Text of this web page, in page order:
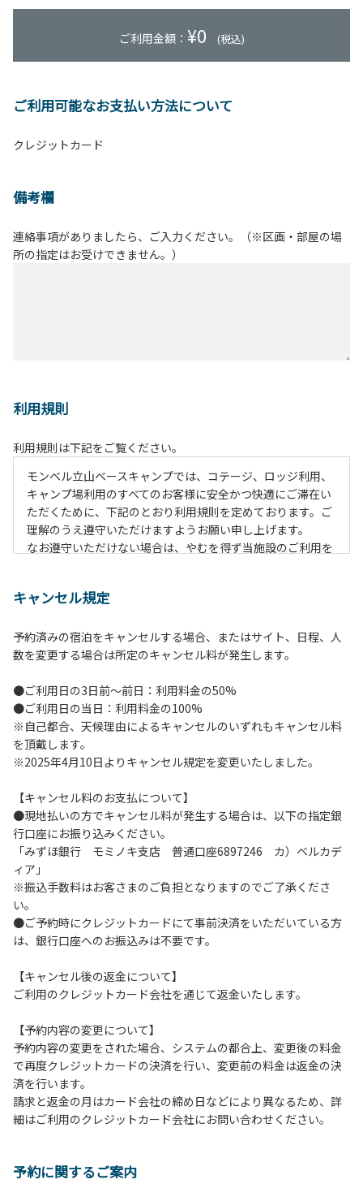
ご利用金額： ¥0 (税込)
ご利用可能なお支払い方法について
クレジットカード
備考欄
連絡事項がありましたら、ご入力ください。（※区画・部屋の場
所の指定はお受けできません。）
利用規則
利用規則は下記をご覧ください。
モンベル立山ベースキャンプでは、コテージ、ロッジ利用、
キャンプ場利用のすべてのお客様に安全かつ快適にご滞在い
ただくために、下記のとおり利用規則を定めております。ご
理解のうえ遵守いただけますようお願い申し上げます。
なお遵守いただけない場合は、やむを得ず当施設のご利用を
【施設全体に関する注意事項】
２.利用上のルールを遵守いただき、ご自身で事故防止に努め
てください。
４.場内を車で移動する場合は、徐行運転（5km/h以下）を
行ってください。
５.施設内は土足禁止です。
６.コテージ・ロッジ棟内は禁煙です。
７.ゴミは分別した上で、燃えるごみ以外は中身を洗い、チェ
８.不可抗力以外の事由により建造物、家具、備品、その他の
物品を損傷、紛失、汚染させた場合には、相当額を弁償して
いただくことがあります。
９.施設内（駐車場含む）での事故や盗難などにつきまして
は、一切の責任を負いかねます。
【コテージご利用上の注意事項ならびに禁止事項】
１.動物（ペット類）の同伴はご遠慮願います。
３.調度品などの持ち出しはしないでください。
４.ご訪問客とのコテージ内での面会はご遠慮願います。
６.周囲に迷惑となるような行為（夜間の大声での談笑等）や
他人に嫌悪感を与えるような行為はお止めください。
７.BBQ台（BBQコンロやグリル）は室内およびデッキ部分
は使用禁止です。使用の際は土面またはアスファルト面にて
床面から高さ60cm以上離してご利用ください。
８.炭火の利用後は炭の鎮火の確認をお願いいたします。
テントの設営、テーブル・椅子の持ち出しは禁止です。
キャンセル規定
予約済みの宿泊をキャンセルする場合、またはサイト、日程、人
数を変更する場合は所定のキャンセル料が発生します。
●ご利用日の3日前～前日：利用料金の50%
●ご利用日の当日：利用料金の100%
※自己都合、天候理由によるキャンセルのいずれもキャンセル料
を頂戴します。
※2025年4月10日よりキャンセル規定を変更いたしました。
【キャンセル料のお支払について】
●現地払いの方でキャンセル料が発生する場合は、以下の指定銀
行口座にお振り込みください。
「みずほ銀行 モミノキ支店 普通口座6897246 カ）ベルカデ
ィア」
※振込手数料はお客さまのご負担となりますのでご了承くださ
い。
●ご予約時にクレジットカードにて事前決済をいただいている方
は、銀行口座へのお振込みは不要です。
【キャンセル後の返金について】
ご利用のクレジットカード会社を通じて返金いたします。
【予約内容の変更について】
予約内容の変更をされた場合、システムの都合上、変更後の料金
で再度クレジットカードの決済を行い、変更前の料金は返金の決
済を行います。
請求と返金の月はカード会社の締め日などにより異なるため、詳
細はご利用のクレジットカード会社にお問い合わせください。
予約に関するご案内